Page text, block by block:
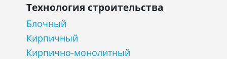
Технология строительства
Блочный
Кирпичный
Кирпично-монолитный